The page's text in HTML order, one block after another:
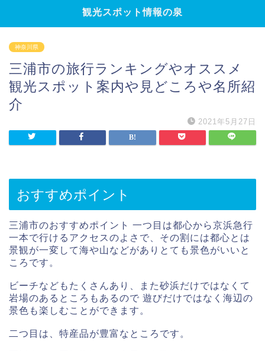
観光スポット情報の泉
神奈川県
三浦市の旅行ランキングやオススメ
観光スポット案内や見どころや名所紹
介
2021年5月27日
おすすめポイント
三浦市のおすすめポイント 一つ目は都心から京浜急行
一本で行けるアクセスのよさで、その割には都心とは
景観が一変して海や山などがありとても景色がいいと
ころです。
ビーチなどもたくさんあり、また砂浜だけではなくて
岩場のあるところもあるので 遊びだけではなく海辺の
景色も楽しむことができます。
二つ目は、特産品が豊富なところです。